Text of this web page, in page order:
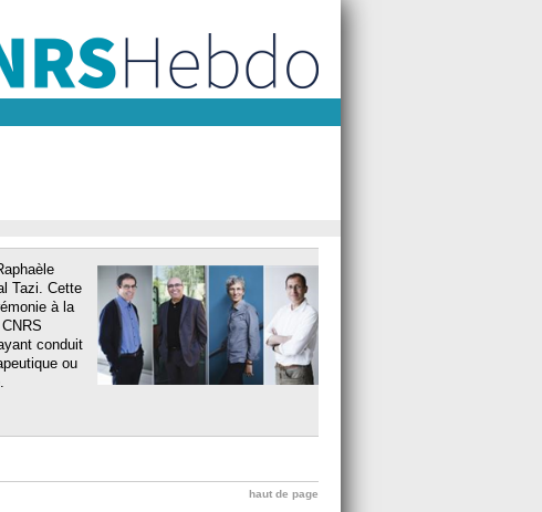
Tazi. Cette
à la
conduit
ou
haut de page